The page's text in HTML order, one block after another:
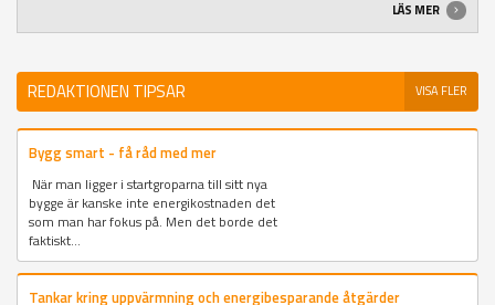
LÄS MER
REDAKTIONEN TIPSAR VISA FLER
Bygg smart - få råd med mer
När man ligger i startgroparna till sitt nya
bygge är kanske inte energikostnaden det
som man har fokus på. Men det borde det
faktiskt...
Tankar kring uppvärmning och energibesparande åtgärder